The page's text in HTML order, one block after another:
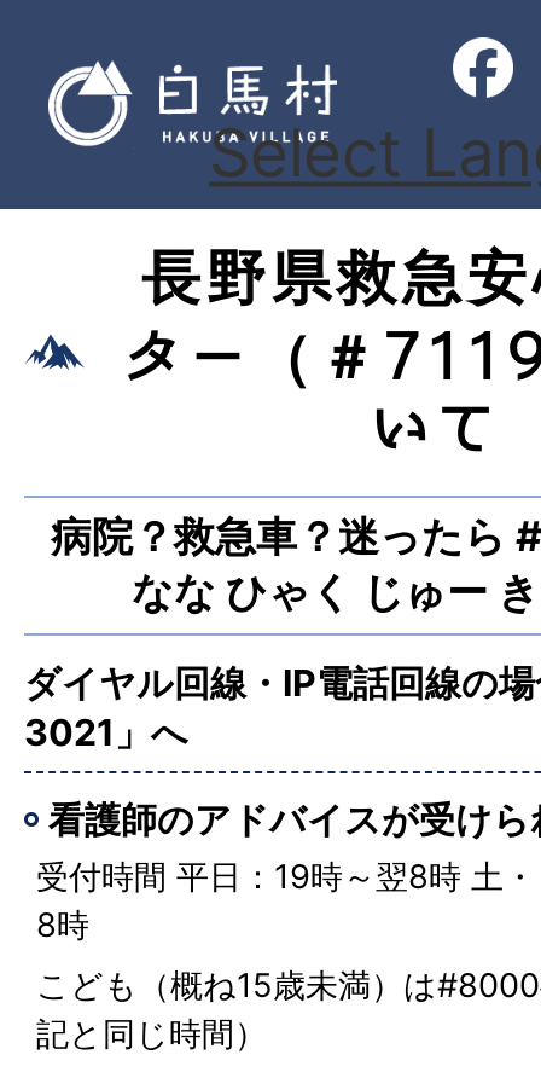
Select
長野県救急
ター（＃
いて
病院？救急車？迷ったら
なな ひゃく じゅー
ダイヤル回線・IP電話回線の
3021」へ
看護師のアドバイスが受け
受付時間 平日：19時～翌8時 土
8時
こども（概ね15歳未満）は
記と同じ時間）